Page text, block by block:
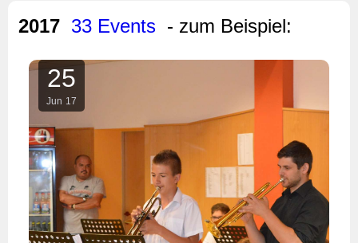
2017 33 Events - zum Beispiel:
25
Jun 17